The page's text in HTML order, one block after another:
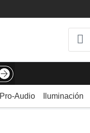
Pro-Audio Iluminación